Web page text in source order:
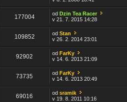
177004 odDzin Tea Racer
v 21. 7. 2015 14:28
109852 odStan
v 26. 2. 2014 23:01
92902 odFarKy
v 14. 6. 2013 21:09
73735 odFarKy
v 14. 6. 2013 20:49
69016 odsramik
v 19. 8. 2011 10:16